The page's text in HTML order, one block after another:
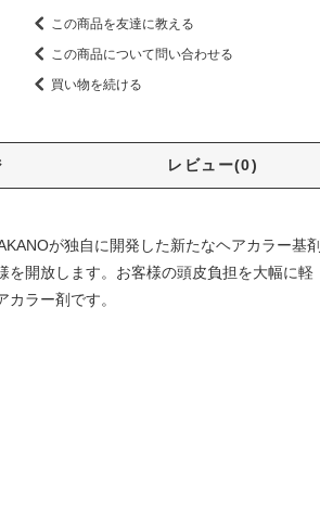
この商品を友達に教える
この商品について問い合わせる
買い物を続ける
レビュー(0)
が独自に開発した新たなヘアカラー基剤
を開放します。お客様の頭皮負担を大幅に軽
ラー剤です。